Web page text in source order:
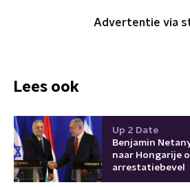
Advertentie via
Lees ook
Up 2 Date
Benjamin
naar Hongarije
arrestatiebevel